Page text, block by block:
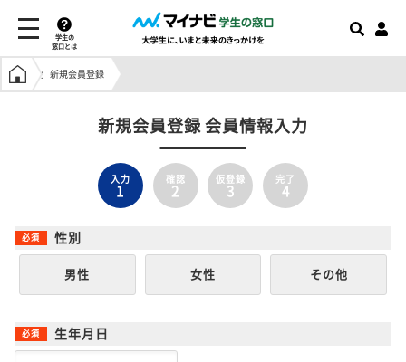
学生の
窓口とは
学生の窓口トップ
新規会員登録
新規会員登録 会員情報入力
入力
1
確認
2
仮登録
3
完了
4
性別
男性 女性 その他
生年月日